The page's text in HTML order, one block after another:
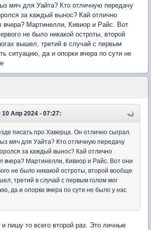
мяч для Уайта? Кто отличную передачу
за каждый вынос? Кай отлично
вчера? Мартинелли, Кивиор и Райс. Вот
не было никакой остроты, второй
вышел, третий в случай с первым
ситуацию, да и опорки вчера по сути не
10 Апр 2024 - 07:27:
писать про Хаверца. Он отлично сыграл.
мяч для Уайта? Кто отличную передачу
за каждый вынос? Кай отлично
вчера? Мартинелли, Кивиор и Райс. Вот они
не было никакой остроты, второй вообще
третий в случай с первым голом мог
да и опорки вчера по сути не было у нас
пишу то всего второй раз. Это личные